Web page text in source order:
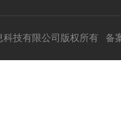
技有限公司版权所有 备